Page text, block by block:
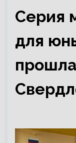
Серия
для